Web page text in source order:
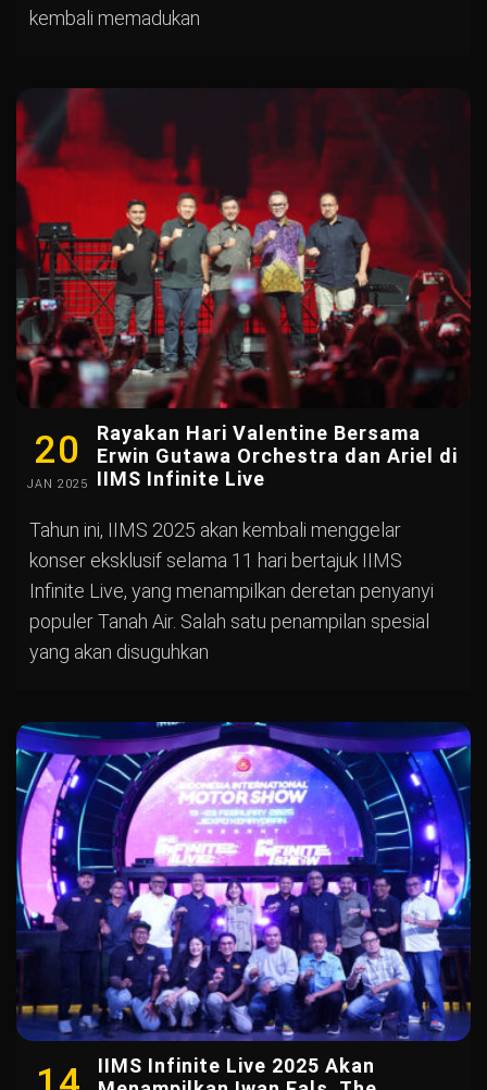
kembali memadukan
20
JAN 2025
Rayakan Hari Valentine Bersama
Erwin Gutawa Orchestra dan Ariel di
IIMS Infinite Live
Tahun ini, IIMS 2025 akan kembali menggelar
konser eksklusif selama 11 hari bertajuk IIMS
Infinite Live, yang menampilkan deretan penyanyi
populer Tanah Air. Salah satu penampilan spesial
yang akan disuguhkan
IIMS Infinite Live 2025 Akan